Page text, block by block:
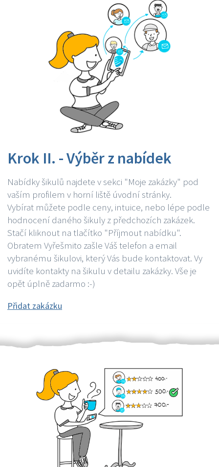
Krok II. - Výběr z nabídek
Nabídky šikulů najdete v sekci "Moje zakázky" pod
vaším profilem v horní liště úvodní stránky.
Vybírat můžete podle ceny, intuice, nebo lépe podle
hodnocení daného šikuly z předchozích zakázek.
Stačí kliknout na tlačítko "Příjmout nabídku".
Obratem Vyřešmito zašle Váš telefon a email
vybranému šikulovi, který Vás bude kontaktovat. Vy
uvidíte kontakty na šikulu v detailu zakázky. Vše je
opět úplně zadarmo :-)
Přidat zakázku